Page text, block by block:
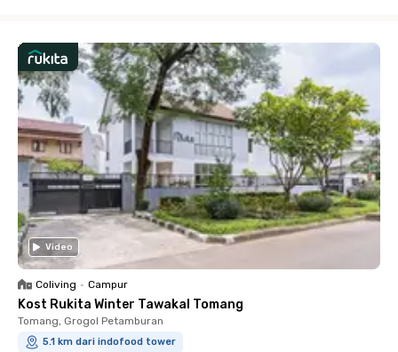
Video
Coliving • Campur
Kost Rukita Winter Tawakal Tomang
Tomang, Grogol Petamburan
5.1 km dari indofood tower